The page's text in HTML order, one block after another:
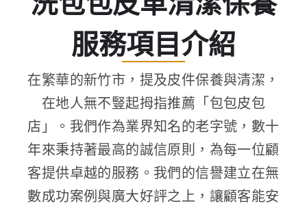
服務項目介紹
在繁華的新竹市，提及皮件保養與清潔，
在地人無不豎起拇指推薦「包包皮包
店」。我們作為業界知名的老字號，數十
年來秉持著最高的誠信原則，為每一位顧
客提供卓越的服務。我們的信譽建立在無
數成功案例與廣大好評之上，讓顧客能安